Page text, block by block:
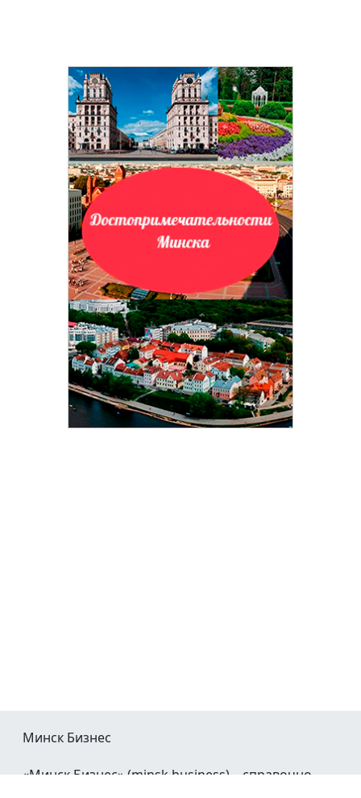
Минск Бизнес
«Минск Бизнес» (minsk.business) – справочно-